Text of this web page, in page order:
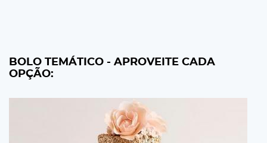
BOLO TEMÁTICO - APROVEITE CADA
OPÇÃO: